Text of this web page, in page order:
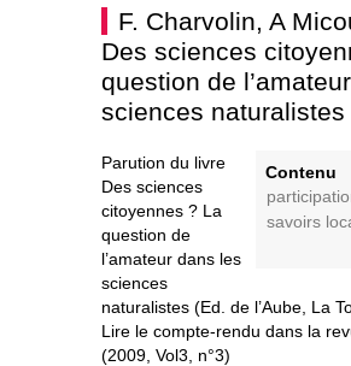
F. Charvolin, A
Des sciences
question de
sciences naturalistes
Contenu
savoirs
Parution du livre
Des sciences
citoyennes ? La
question de
l’amateur dans les
sciences
naturalistes (Ed. de l’Aube, La
Lire le compte-rendu dans la
(2009, Vol3, n°3)